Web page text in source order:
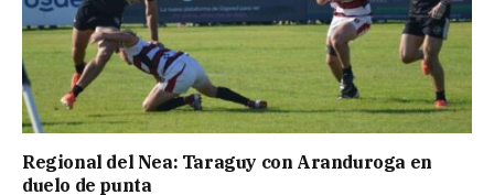
Regional del Nea: Taraguy con Aranduroga en
duelo de punta